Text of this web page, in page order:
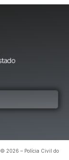
© 2026 – Polícia Civil do